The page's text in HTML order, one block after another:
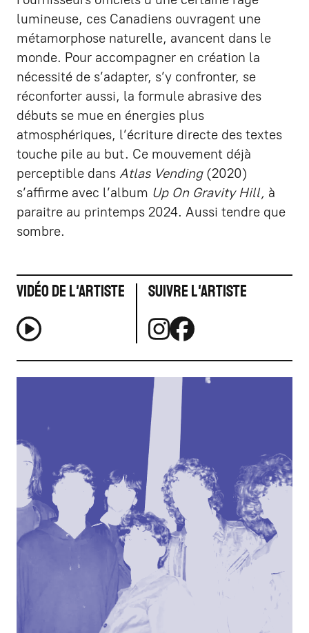
lumineuse, ces Canadiens ouvragent une
métamorphose naturelle, avancent dans le
monde. Pour accompagner en création la
nécessité de s’adapter, s’y confronter, se
réconforter aussi, la formule abrasive des
débuts se mue en énergies plus
atmosphériques, l’écriture directe des textes
touche pile au but. Ce mouvement déjà
perceptible dans Atlas Vending(2020)
s’affirme avec l’album Up On Gravity Hill, à
paraitre au printemps 2024. Aussi tendre que
sombre.
Vidéo de l'artiste Suivre l'artiste